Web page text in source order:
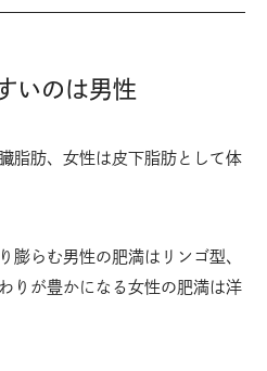
いのは男性
脂肪、女性は皮下脂肪として体
膨らむ男性の肥満はリンゴ型、
りが豊かになる女性の肥満は洋